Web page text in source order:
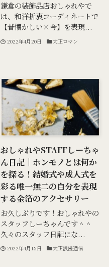
鎌倉の装飾品店おしゃれやで
は、和洋折衷コーディネートで
【昔懐かしい×今】を表現...
2022年4月20日 大正ロマン
おしゃれやSTAFFしーちゃ
ん日記｜ホンモノとは何か
を探る！結婚式や成人式を
彩る唯一無二の自分を表現
する金箔のアクセサリー
お久しぶりです！おしゃれやの
スタッフしーちゃんです＾＾
久々のスタッフ日記にな...
2022年4月15日 大正浪漫通信